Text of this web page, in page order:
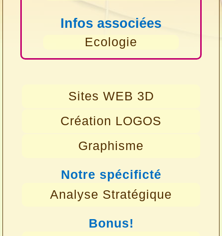
Infos associées
Ecologie
Sites WEB 3D
Création LOGOS
Graphisme
Notre spécificté
Analyse Stratégique
Bonus!